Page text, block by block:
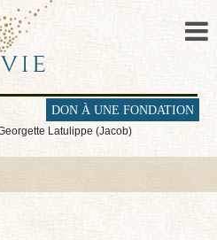
DON À UNE FONDATION
Latulippe (Jacob)